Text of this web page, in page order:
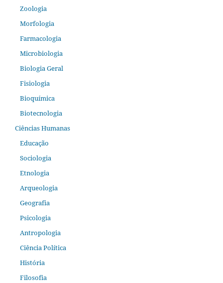
Zoologia
Morfologia
Farmacologia
Microbiologia
Biologia Geral
Fisiologia
Bioquímica
Biotecnologia
Ciências Humanas
Educação
Sociologia
Etnologia
Arqueologia
Geografia
Psicologia
Antropologia
Ciência Política
História
Filosofia